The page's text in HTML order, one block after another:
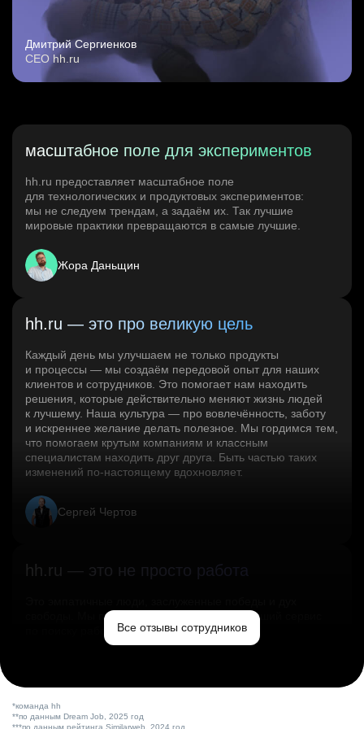
Дмитрий Сергиенков
CEO hh.ru
масштабное поле для экспериментов
hh.ru предоставляет масштабное поле
для технологических и продуктовых экспериментов:
мы не следуем трендам, а задаём их. Так лучшие
мировые практики превращаются в самые лучшие.
Жора Даньщин
hh.ru — это про великую цель
Каждый день мы улучшаем не только продукты
и процессы — мы создаём передовой опыт для наших
клиентов и сотрудников. Это помогает нам находить
решения, которые действительно меняют жизнь людей
к лучшему. Наша культура — про вовлечённость, заботу
и искреннее желание делать полезное. Мы гордимся тем,
что помогаем крутым компаниям и классным
специалистам находить друг друга. Быть частью таких
изменений по‑настоящему вдохновляет.
Сергей Чертов
hh.ru — это не просто работа
свободы. Мы помогаем миру и создаём лучший сервис
по поиску работы в стране.Все отзывы сотрудников
*команда hh
**по данным Dream Job, 2025 год
***по данным рейтинга Similarweb, 2024 год